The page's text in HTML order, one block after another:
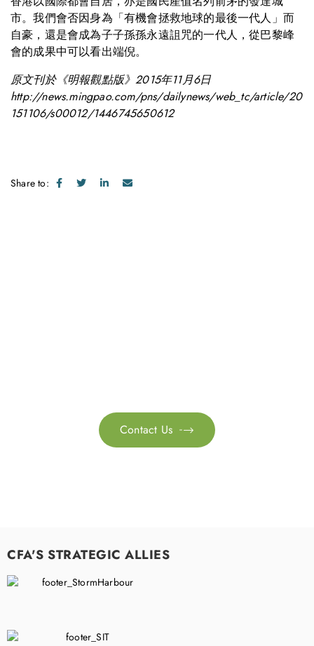
市。我們會否因身為「有機會拯救地球的最後一代人」而
自豪，還是會成為子子孫孫永遠詛咒的一代人，從巴黎峰
會的成果中可以看出端倪。
原文刊於《明報觀點版》2015年11月6日
http://news.mingpao.com/pns/dailynews/web_tc/article/20
151106/s00012/1446745650612
Share to:

Contact Us
CFA'S STRATEGIC ALLIES